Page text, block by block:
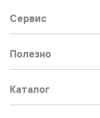
Сервис
Полезно
Каталог